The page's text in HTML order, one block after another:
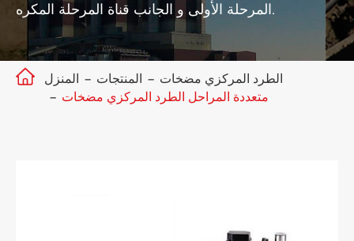
المرحلة الأولى و الجانب قناة المرحلة المكره.
 المنزل المنتجات
الطرد المركزي مضخات
متعددة المراحل الطرد المركزي مضخات